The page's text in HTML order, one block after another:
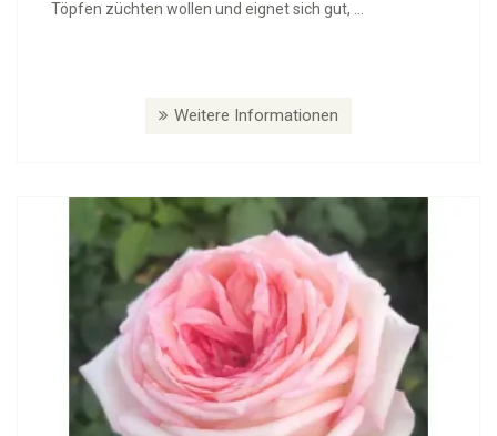
Töpfen züchten wollen und eignet sich gut, ...
Weitere Informationen